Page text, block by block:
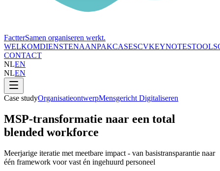
FactterSamen organiseren werkt.
WELKOMDIENSTENAANPAKCASESCVKEYNOTESTOOLS
CONTACT
NLEN
NLEN
Case studyOrganisatieontwerpMensgericht Digitaliseren
MSP-transformatie naar een total
blended workforce
Meerjarige iteratie met meetbare impact - van basistransparantie naar
één framework voor vast én ingehuurd personeel